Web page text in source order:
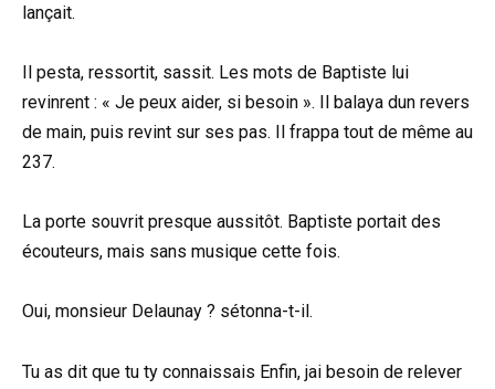
lançait.
Il pesta, ressortit, sassit. Les mots de Baptiste lui
revinrent : « Je peux aider, si besoin ». Il balaya dun revers
de main, puis revint sur ses pas. Il frappa tout de même au
237.
La porte souvrit presque aussitôt. Baptiste portait des
écouteurs, mais sans musique cette fois.
Oui, monsieur Delaunay ? sétonna-t-il.
Tu as dit que tu ty connaissais Enfin, jai besoin de relever